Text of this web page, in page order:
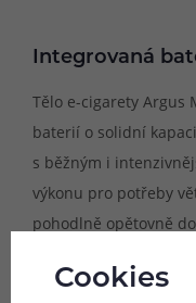
Integrovaná
Tělo e-cigarety Argus
baterií o solidní
s běžným i
výkonu pro potřeby
pohodlně opětovně
Cookies